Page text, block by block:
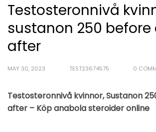
Testosteronnivå
sustanon 250 before
after
MAY 30, 2023 TEST23674575 0
Testosteronnivå kvinnor, Sustanon
after – Köp anabola steroider online